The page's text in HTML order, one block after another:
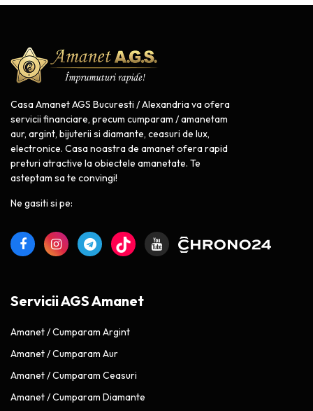
Casa Amanet AGS Bucuresti / Alexandria va ofera
servicii financiare, precum cumparam / amanetam
aur, argint, bijuterii si diamante, ceasuri de lux,
electronice. Casa noastra de amanet ofera rapid
preturi atractive la obiectele amanetate. Te
asteptam sa te convingi!
Ne gasiti si pe:
Servicii AGS Amanet
Amanet / Cumparam Argint
Amanet / Cumparam Aur
Amanet / Cumparam Ceasuri
Amanet / Cumparam Diamante